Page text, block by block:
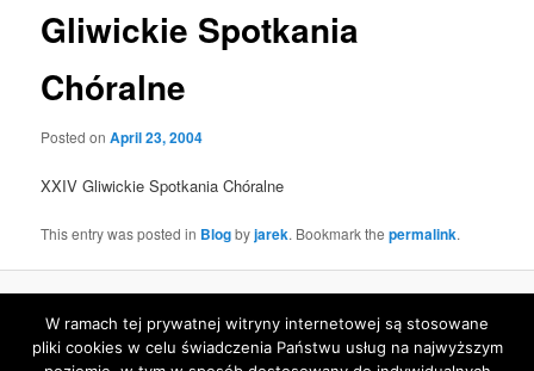
Gliwickie Spotkania
Chóralne
Posted onApril 23, 2004
XXIV Gliwickie Spotkania Chóralne
This entry was posted in Blogbyjarek. Bookmark thepermalink.
Proudly powered by WordPress
W ramach tej prywatnej witryny internetowej są stosowane
pliki cookies w celu świadczenia Państwu usług na najwyższym